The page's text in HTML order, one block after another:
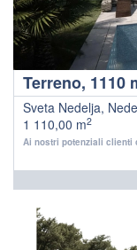
Sveta Nedelja,
1 110,00 m2
Ai nostri potenziali clienti